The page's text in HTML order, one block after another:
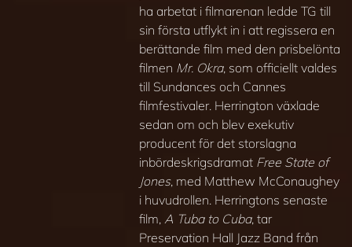
ha arbetat i filmarenan ledde TG till
sin första utflykt in i att regissera en
berättande film med den prisbelönta
filmen Mr. Okra, som officiellt valdes
till Sundances och Cannes
filmfestivaler. Herrington växlade
sedan om och blev exekutiv
producent för det storslagna
inbördeskrigsdramat Free State of
Jones, med Matthew McConaughey
i huvudrollen. Herringtons senaste
film, A Tuba to Cuba, tar
Preservation Hall Jazz Band från